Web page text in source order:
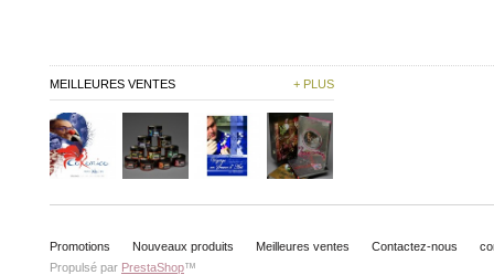
MEILLEURES VENTES + PLUS
Promotions Nouveaux produits Meilleures ventes Contactez-nous
Propulsé par PrestaShop™